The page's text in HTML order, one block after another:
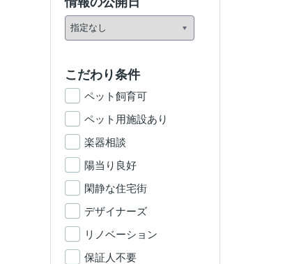
こだわり条件
ペット飼育可
ペット用施設あり
楽器相談
陽当り良好
閑静な住宅街
デザイナーズ
リノベーション
保証人不要